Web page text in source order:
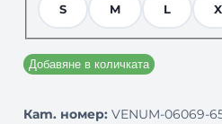
S M L
Добавяне в количката
Кат. номер: VENUM-06069-